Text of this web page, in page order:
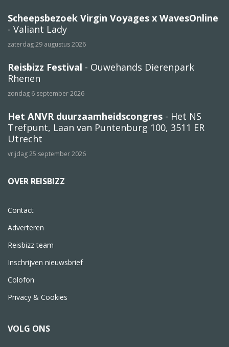
Scheepsbezoek Virgin Voyages x WavesOnline
- Valiant Lady
zaterdag 29 augustus 2026
Reisbizz Festival - Ouwehands Dierenpark
Rhenen
zondag 6 september 2026
Het ANVR duurzaamheidscongres - Het NS
Trefpunt, Laan van Puntenburg 100, 3511 ER
Utrecht
vrijdag 25 september 2026
OVER REISBIZZ
Contact
Adverteren
Reisbizz team
Inschrijven nieuwsbrief
Colofon
Privacy & Cookies
VOLG ONS